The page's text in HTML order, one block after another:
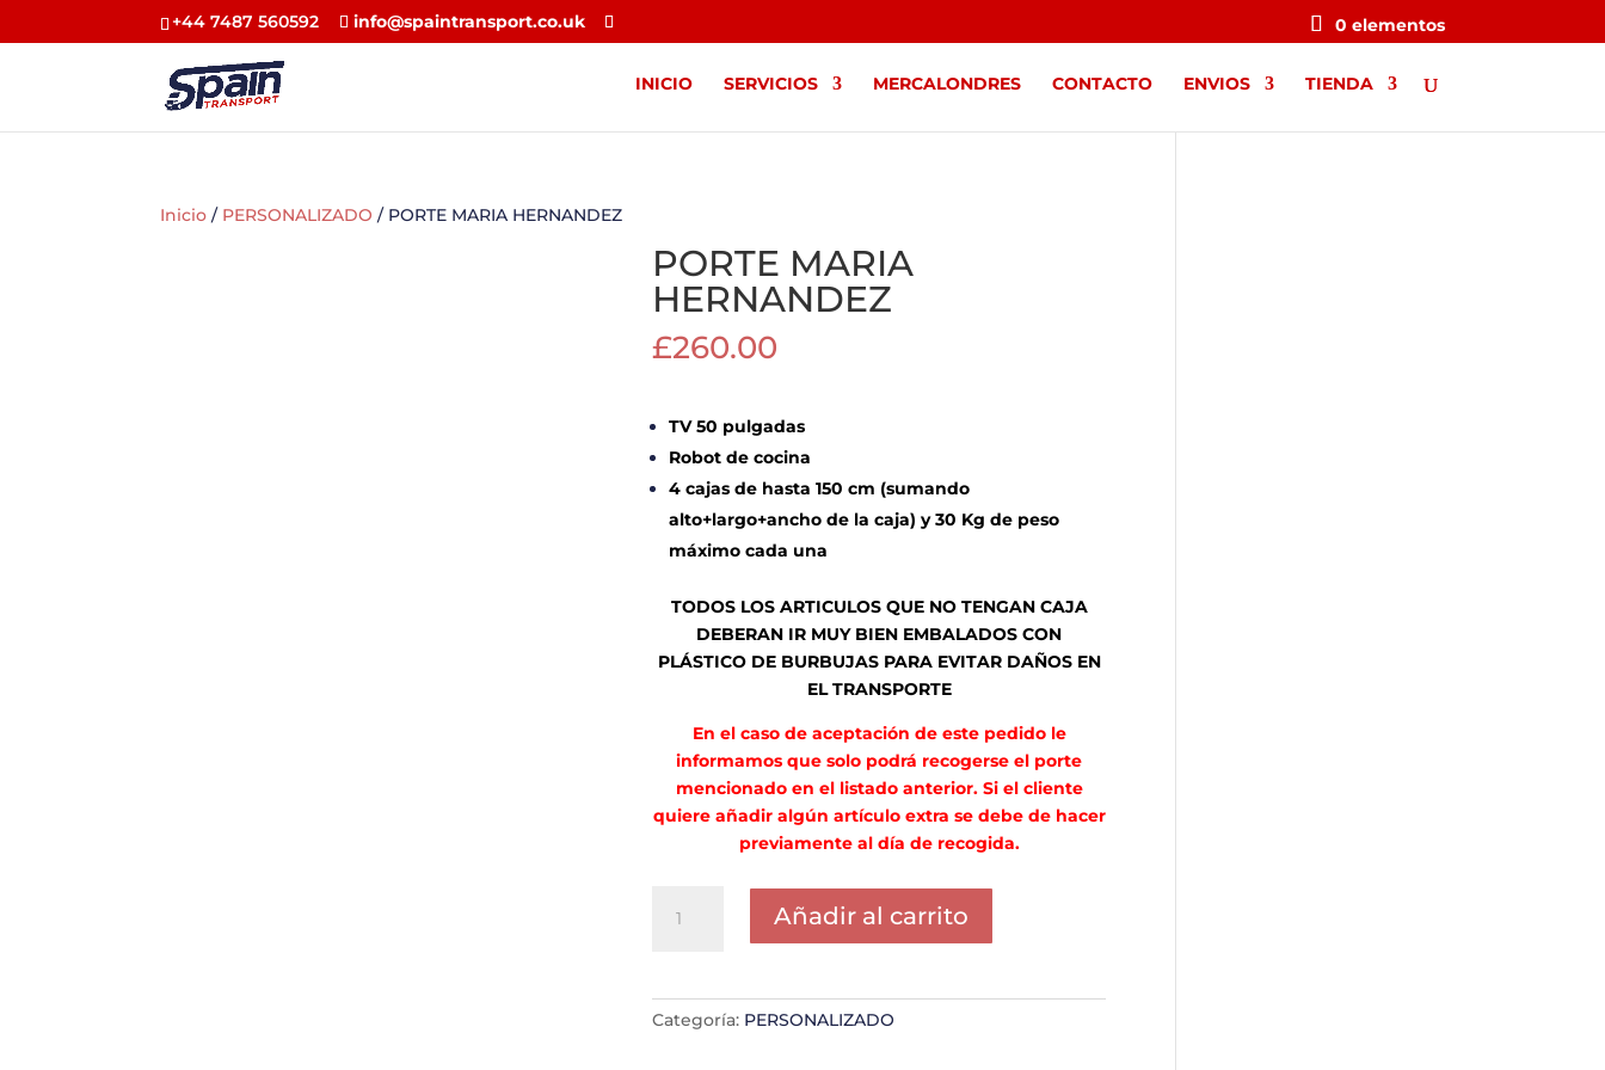
+44 7487 560592 info@spaintransport.co.uk 0 elementos
INICIO SERVICIOS MERCALONDRES CONTACTO ENVIOS TIENDA
Inicio / PERSONALIZADO / PORTE MARIA HERNANDEZ
PORTE MARIA
HERNANDEZ
£260.00
TV 50 pulgadas
Robot de cocina
4 cajas de hasta 150 cm (sumando
alto+largo+ancho de la caja) y 30 Kg de peso
máximo cada una
TODOS LOS ARTICULOS QUE NO TENGAN CAJA
DEBERAN IR MUY BIEN EMBALADOS CON
PLÁSTICO DE BURBUJAS PARA EVITAR DAÑOS EN
EL TRANSPORTE
En el caso de aceptación de este pedido le
informamos que solo podrá recogerse el porte
mencionado en el listado anterior. Si el cliente
quiere añadir algún artículo extra se debe de hacer
previamente al día de recogida.
MARIA
Añadir al carrito
Categoría: PERSONALIZADO